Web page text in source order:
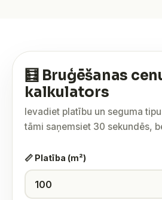
🧮 Bruģēšanas
kalkulators
Ievadiet platību un seguma
tāmi saņemsiet 30 sekundēs,
📏 Platība (m²)